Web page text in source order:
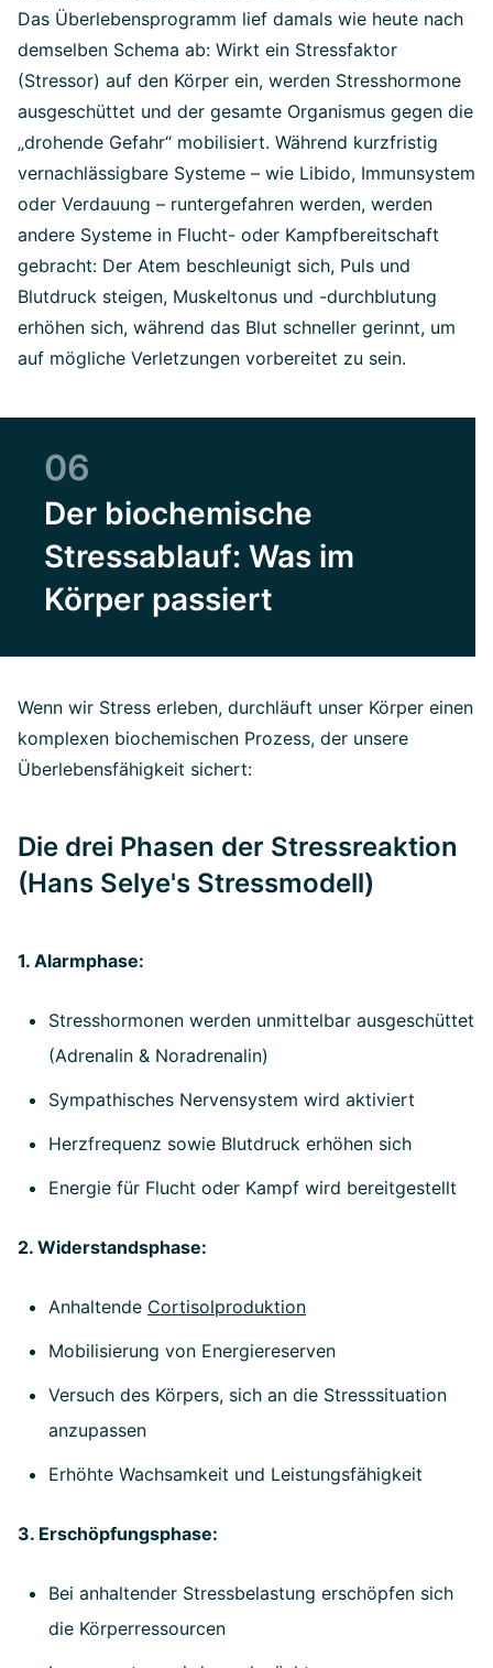
Das Überlebensprogramm lief damals wie heute nach
demselben Schema ab: Wirkt ein Stressfaktor
(Stressor) auf den Körper ein, werden Stresshormone
ausgeschüttet und der gesamte Organismus gegen die
„drohende Gefahr“ mobilisiert. Während kurzfristig
vernachlässigbare Systeme – wie Libido, Immunsystem
oder Verdauung – runtergefahren werden, werden
andere Systeme in Flucht- oder Kampfbereitschaft
gebracht: Der Atem beschleunigt sich, Puls und
Blutdruck steigen, Muskeltonus und -durchblutung
erhöhen sich, während das Blut schneller gerinnt, um
auf mögliche Verletzungen vorbereitet zu sein.
06
Der biochemische
Stressablauf: Was im
Körper passiert
Wenn wir Stress erleben, durchläuft unser Körper einen
komplexen biochemischen Prozess, der unsere
Überlebensfähigkeit sichert:
Die drei Phasen der Stressreaktion
(Hans Selye's Stressmodell)
1. Alarmphase:
Stresshormonen werden unmittelbar ausgeschüttet
(Adrenalin & Noradrenalin)
Sympathisches Nervensystem wird aktiviert
Herzfrequenz sowie Blutdruck erhöhen sich
Energie für Flucht oder Kampf wird bereitgestellt
2. Widerstandsphase:
Anhaltende Cortisolproduktion
Mobilisierung von Energiereserven
Versuch des Körpers, sich an die Stresssituation
anzupassen
Erhöhte Wachsamkeit und Leistungsfähigkeit
3. Erschöpfungsphase:
Bei anhaltender Stressbelastung erschöpfen sich
die Körperressourcen